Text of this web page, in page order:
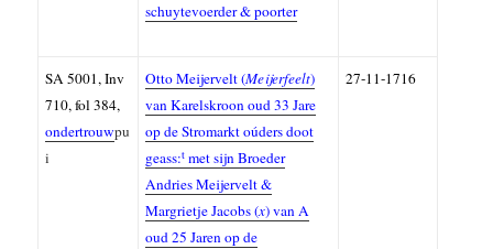
schuytevoerder & poorter
SA5001,Inv
710, fol 384,
ondertrouwpu
i
Otto Meijervelt (Meijerfeelt)
van Karelskroon oud 33 Jare
op de Stromarkt oúders doot
geass:t met sijn Broeder
Andries Meijervelt &
Margrietje Jacobs (x) van A
oud 25 Jaren op de
27-11-1716